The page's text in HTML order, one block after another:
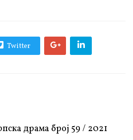
Twitter
драма број 59 / 2021